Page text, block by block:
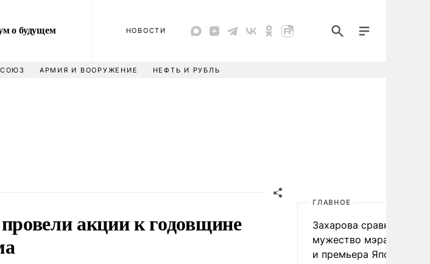
о будущем
НОВОСТИ
АРМИЯ И ВООРУЖЕНИЕ НЕФТЬ И РУБЛЬ
акции к годовщине
ГЛАВНОЕ
Захарова сравнила
мужество мэра
и премьера Японии